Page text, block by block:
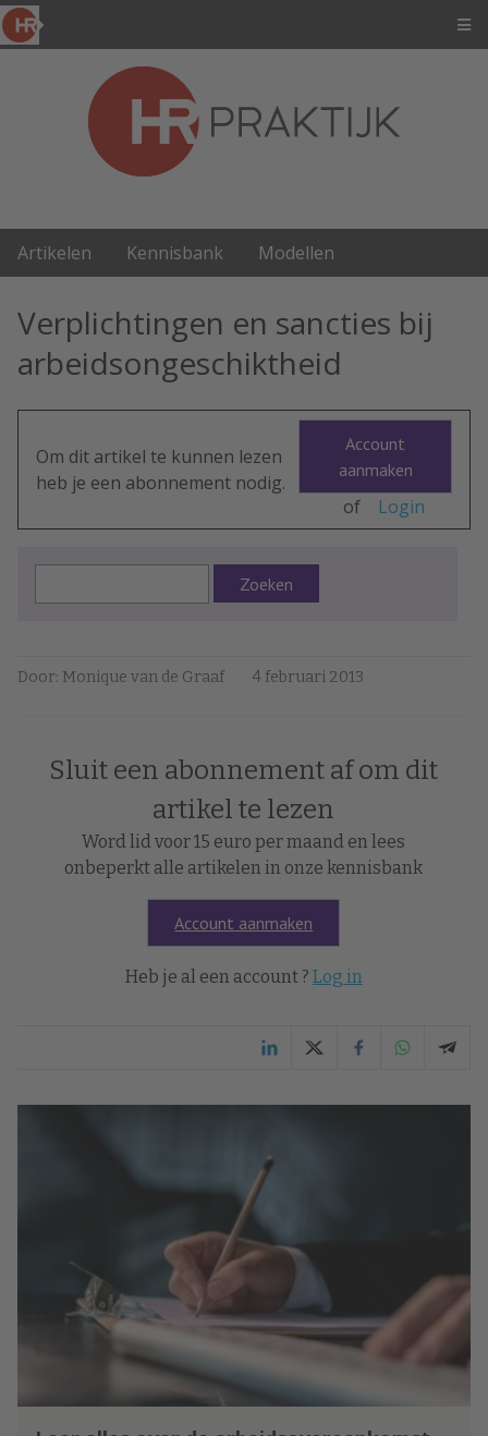
Artikelen Kennisbank Modellen
Verplichtingen en sancties bij
arbeidsongeschiktheid
Om dit artikel te kunnen lezen
heb je een abonnement nodig.
Account
aanmaken
of Login
Zoeken
Door: Monique van de Graaf 4 februari 2013
Sluit een abonnement af om dit
artikel te lezen
Word lid voor 15 euro per maand en lees
onbeperkt alle artikelen in onze kennisbank
Account aanmaken
Heb je al een account ? Log in